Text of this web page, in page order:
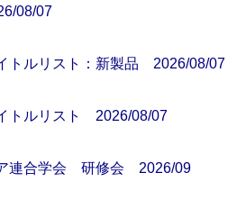
08/07
トルリスト：新製品 2026/08/07
トルリスト 2026/08/07
連合学会 研修会 2026/09